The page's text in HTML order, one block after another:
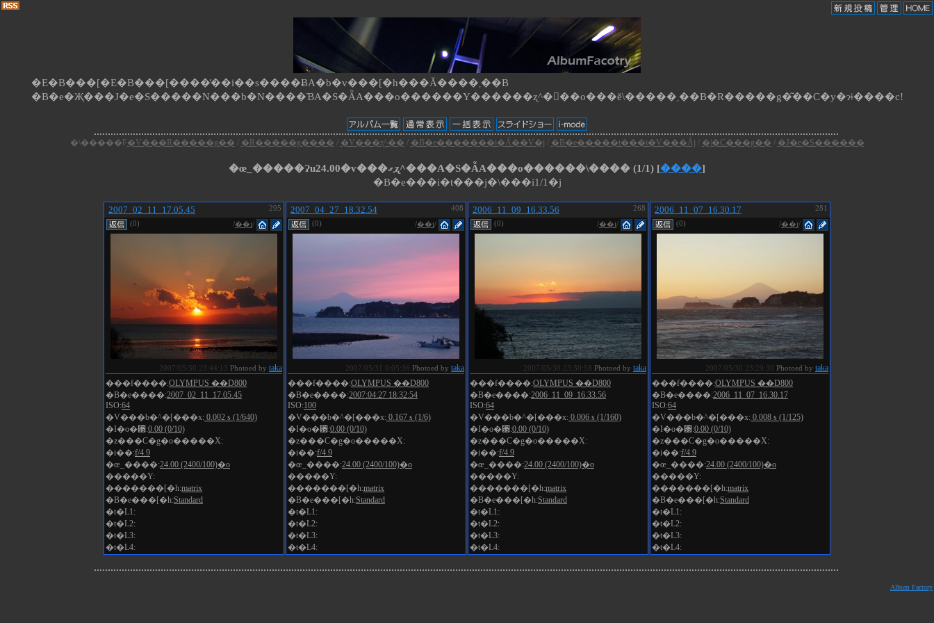
�E�B���[�E�B���[����̕��i��s����ɃA�b�v���[�h���Ă����܂��B
�B�e�Җ���J�e�S�����N���b�N����ƁA�S�ẴA���o������Y������ʐ^�𔲂��o���ĕ\�����܂��B�R�����g�͂��C�y�ɂǂ����c!
�\�����F�V���R�����g�� / �R�����g���� / �V���ʐ^�� / �B�e�������i�Á��V�j / �B�e�����t���i�V���Áj / �|�C���g�� / �J�e�S������
�œ_�����Ɂu24.00�v���܂ގʐ^���A�S�ẴA���o������\���� (1/1) [����]
�B�e���i�t���j�\���i1/1�j
2007_02_11_17.05.45 295
(0) /��i/
2007/05/30 23:44:13 Photoed by taka
���f����:OLYMPUS ��D800
�B�e����:2007_02_11_17.05.45
ISO:64
�V���b�^�[���x: 0.002 s (1/640)
�I�o�␳:0.00 (0/10)
�z���C�g�o�����X:
�i��:f/4.9
�œ_����:24.00 (2400/100)�o
�����Y:
�������[�h:matrix
�B�e���[�h:Standard
�t�L1:
�t�L2:
�t�L3:
�t�L4:
2007_04_27_18.32.54 408
(0) /��i/
2007/05/31 0:05:36 Photoed by taka
���f����:OLYMPUS ��D800
�B�e����:2007:04:27 18:32:54
ISO:100
�V���b�^�[���x: 0.167 s (1/6)
�I�o�␳:0.00 (0/10)
�z���C�g�o�����X:
�i��:f/4.9
�œ_����:24.00 (2400/100)�o
�����Y:
�������[�h:matrix
�B�e���[�h:Standard
�t�L1:
�t�L2:
�t�L3:
�t�L4:
2006_11_09_16.33.56 268
(0) /��i/
2007/05/30 23:30:58 Photoed by taka
���f����:OLYMPUS ��D800
�B�e����:2006_11_09_16.33.56
ISO:64
�V���b�^�[���x: 0.006 s (1/160)
�I�o�␳:0.00 (0/10)
�z���C�g�o�����X:
�i��:f/4.9
�œ_����:24.00 (2400/100)�o
�����Y:
�������[�h:matrix
�B�e���[�h:Standard
�t�L1:
�t�L2:
�t�L3:
�t�L4:
2006_11_07_16.30.17 281
(0) /��i/
2007/05/30 23:29:30 Photoed by taka
���f����:OLYMPUS ��D800
�B�e����:2006_11_07_16.30.17
ISO:64
�V���b�^�[���x: 0.008 s (1/125)
�I�o�␳:0.00 (0/10)
�z���C�g�o�����X:
�i��:f/4.9
�œ_����:24.00 (2400/100)�o
�����Y:
�������[�h:matrix
�B�e���[�h:Standard
�t�L1:
�t�L2:
�t�L3:
�t�L4:
Album Factory